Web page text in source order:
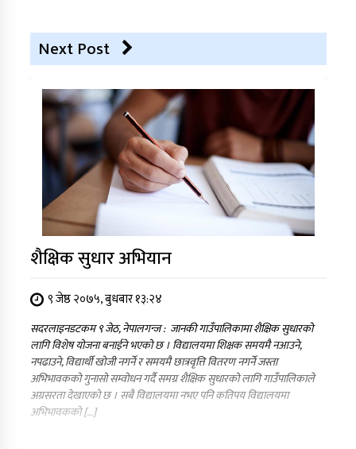
Next Post
शैक्षिक सुधार अभियान
९ जेष्ठ २०७५, बुधबार १३:२४
सदरलाइनडटकम ९ जेठ, नेपालगन्ज : जानकी गाउँपालिकामा शैक्षिक सुधारको
लागि विशेष योजना बनाईने भएको छ । विद्यालयमा शिक्षक समयमै नआउने,
नपढाउने, विद्यार्थी खोजी नगर्ने र समयमै छात्रवृत्ति वितरण नगर्ने जस्ता
अभिभावकको गुनासो सम्वोधन गर्दै समग्र शैक्षिक सुधारको लागि गाउँपालिकाले
अग्रसरता देखाएको छ । सबै विद्यालयमा नभए पनि कतिपय विद्यालयमा
अभिभावकको […]